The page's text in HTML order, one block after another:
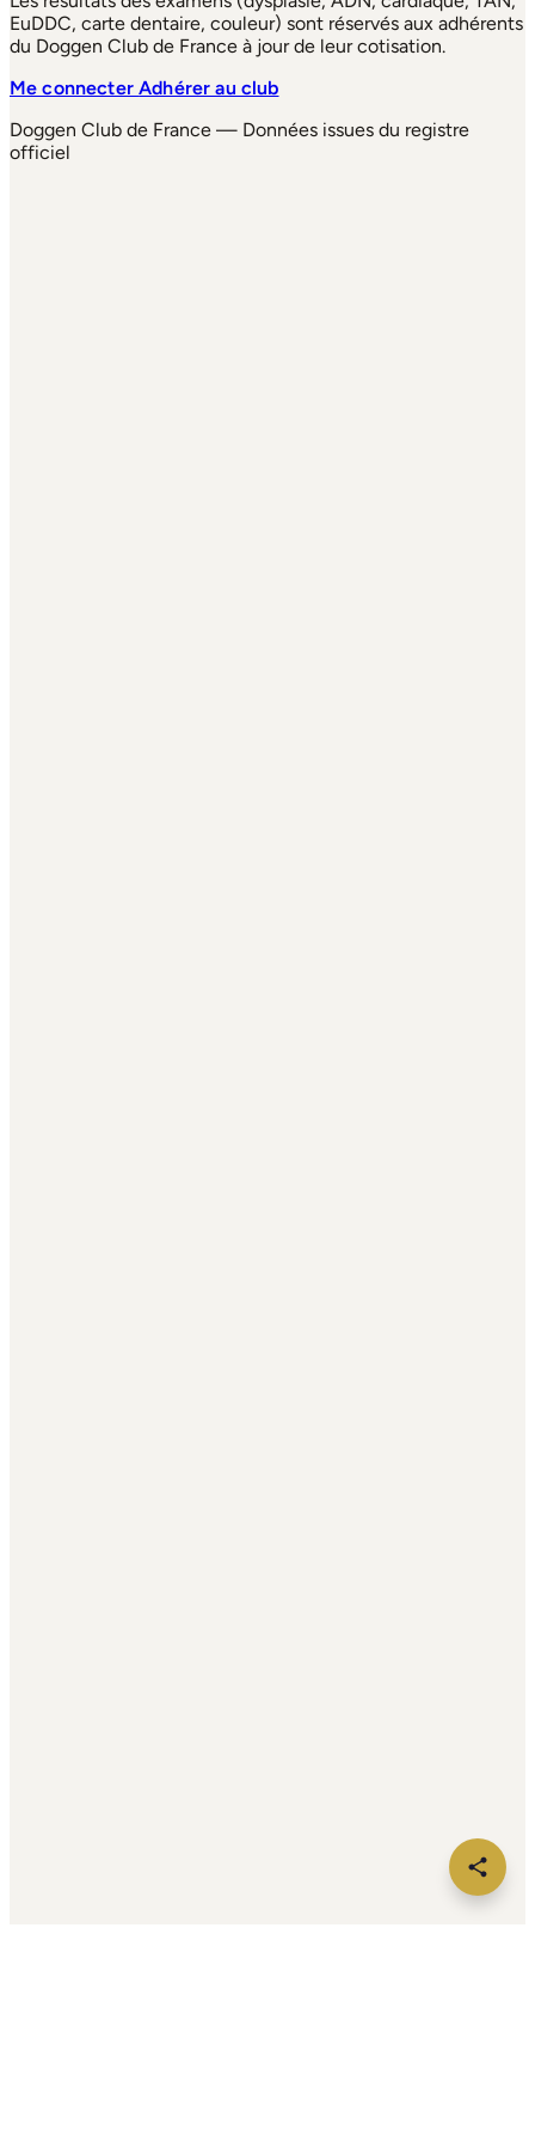
EuDDC, carte dentaire, couleur) sont réservés aux adhérents
du Doggen Club de France à jour de leur cotisation.
Me connecterAdhérer au club
Doggen Club de France — Données issues du registre
officiel